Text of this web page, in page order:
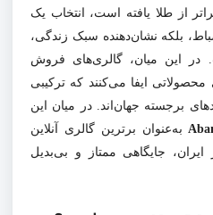
از طلا یافته است، انتخاب یک
بلکه نشان‌دهنده سبک زندگی،
این میان، گالری‌های فروش
ایفا می‌کنند که ترکیبی
برجسته جهان‌اند. در میان این
به‌عنوان برترین گالری آنلاین
جایگاهی ممتاز و بی‌بدیل